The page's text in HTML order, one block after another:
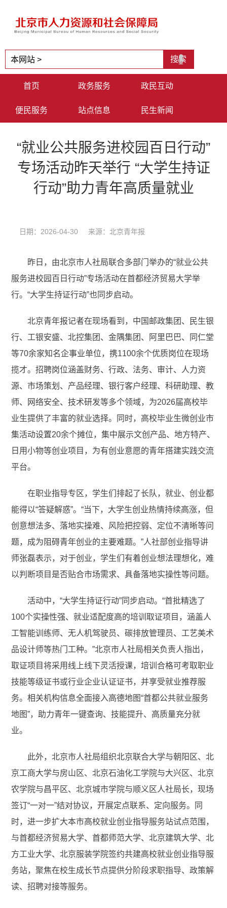
首页 政务服务 政民互动
便民服务 站点信息 民生新闻
“就业公共服务进校园百日行动”
专场活动昨天举行 “大学生持证
行动”助力青年高质量就业
日期：2026-04-30 来源：北京青年报
昨日，由北京市人社局联合多部门举办的“就业公共
服务进校园百日行动”专场活动在首都经济贸易大学举
行。“大学生持证行动”也同步启动。
北京青年报记者在现场看到，中国邮政集团、民生银
行、工银安盛、北控集团、金隅集团、阿里巴巴、同仁堂
等70余家知名企事业单位，携1100余个优质岗位在现场
揽才。招聘岗位涵盖财务、行政、法务、审计、人力资
源、市场策划、产品经理、银行客户经理、科研助理、教
师、网络安全、技术研发等多个领域，为2026届高校毕
业生提供了丰富的就业选择。同时，高校毕业生微创业市
集活动设置20余个摊位，集中展示文创产品、地方特产、
日用小物等创业项目，为有创业意愿的青年搭建实践交流
平台。
在职业指导专区，学生们排起了长队，就业、创业都
能得以“答疑解惑”。“当下，大学生创业热情持续高涨，但
创意想法多、落地实操难、风险把控弱、定位不清晰等问
题，成为阻碍青年创业的主要难题。”人社部创业指导讲
师张磊表示，对于创业，学生们有着创业想法理想化，难
以判断项目是否贴合市场需求、具备落地实操性等问题。
活动中，“大学生持证行动”同步启动。“首批精选了
100个实操性强、就业适配度高的培训取证项目，涵盖人
工智能训练师、无人机驾驶员、碳排放管理员、工艺美术
品设计师等热门工种。”北京市人社局相关负责人指出，
取证项目将采用线上线下灵活授课，培训合格可考取职业
技能等级证书或行业企业认证证书，并享受就业推荐服
务。相关机构信息全面接入高德地图“首都公共就业服务
地图”，助力青年一键查询、技能提升、高质量充分就
业。
此外，北京市人社局组织北京联合大学与朝阳区、北
京工商大学与房山区、北京石油化工学院与大兴区、北京
农学院与昌平区、北京城市学院与顺义区人社局长，现场
签订“一对一”结对协议，开展定点联系、定向服务。同
时，进一步扩大本市高校就业创业指导服务站试点范围，
与首都经济贸易大学、首都师范大学、北京建筑大学、北
方工业大学、北京服装学院签约共建高校就业创业指导服
务站，聚焦在校生成长节点提供分阶段求职指导、政策解
读、招聘对接等服务。